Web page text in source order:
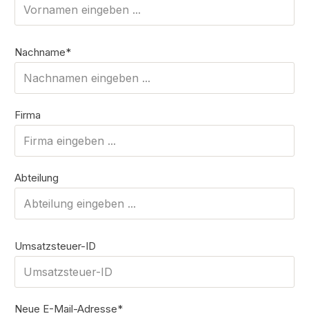
Nachname*
Firma
Abteilung
Umsatzsteuer-ID
Neue E-Mail-Adresse*